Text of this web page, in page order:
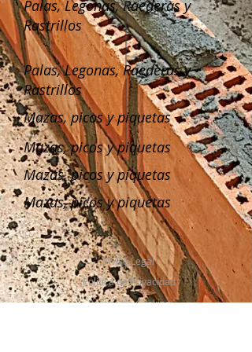
Palas, Legonas, Raederas y
Rastrillos
Palas, Legonas, Raederas y
Rastrillos
Mazas, picos y piquetas
Mazas, picos y piquetas
Mazas, picos y piquetas
Mazas, picos y piquetas
Aviso Legal
Política de Privacidad
Política de Cookies